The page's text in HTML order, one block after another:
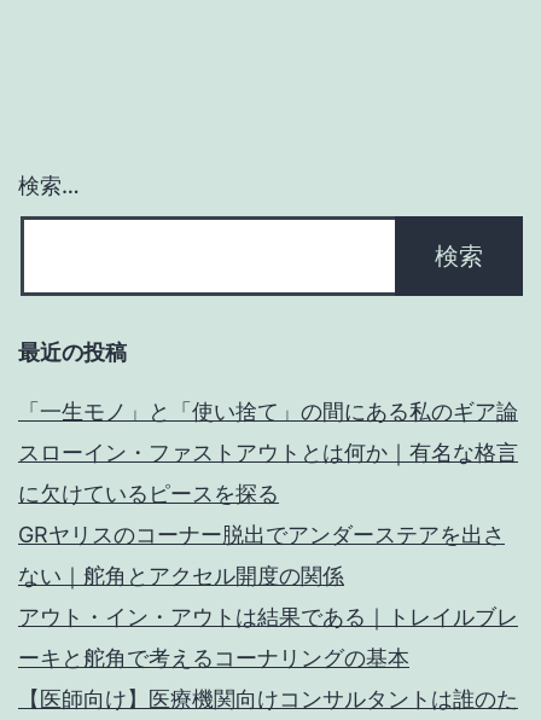
検索…
最近の投稿
「一生モノ」と「使い捨て」の間にある私のギア論
スローイン・ファストアウトとは何か｜有名な格言
に欠けているピースを探る
GRヤリスのコーナー脱出でアンダーステアを出さ
ない｜舵角とアクセル開度の関係
アウト・イン・アウトは結果である｜トレイルブレ
ーキと舵角で考えるコーナリングの基本
【医師向け】医療機関向けコンサルタントは誰のた